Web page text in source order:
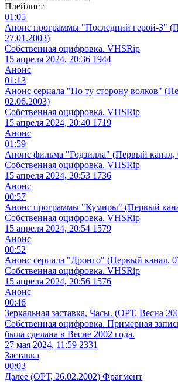
Плейлист
01:05
Анонс программы "Последний герой-3"
27.01.2003)
Собственная оцифровка. VHSRip
15 апреля 2024, 20:36 1944
Анонс
01:13
Анонс сериала "По ту сторону волков"
02.06.2003)
Собственная оцифровка. VHSRip
15 апреля 2024, 20:40 1719
Анонс
01:59
Анонс фильма "Годзилла" (Первый канал,
Собственная оцифровка. VHSRip
15 апреля 2024, 20:53 1736
Анонс
00:57
Анонс программы "Кумиры" (Первый
Собственная оцифровка. VHSRip
15 апреля 2024, 20:54 1579
Анонс
00:52
Анонс сериала "Дронго" (Первый канал,
Собственная оцифровка. VHSRip
15 апреля 2024, 20:56 1576
Анонс
00:46
Зеркальная заставка, Часы. (ОРТ, Весна
Собственная оцифровка. Примерная
была сделана в Весне 2002 года.
27 мая 2024, 11:59 2331
Заставка
00:03
Далее (ОРТ, 26.02.2002) Фрагмент